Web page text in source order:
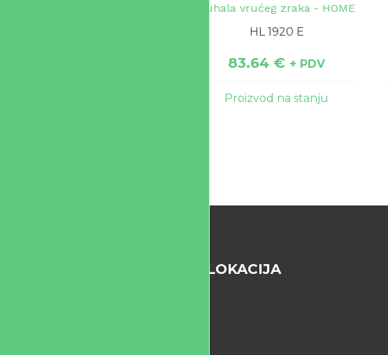
Puhala vrućeg zraka - HOME
HL 1920 E
83.64 € + PDV
Proizvod na stanju
LOKACIJA